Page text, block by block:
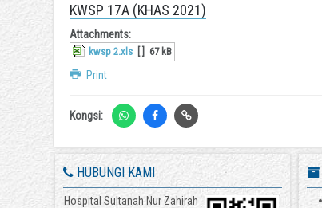
KWSP 17A (KHAS 2021)
Attachments:
kwsp 2.xls 67 kB
Print
Kongsi:
HUBUNGI KAMI
Hospital Sultanah Nur Zahirah